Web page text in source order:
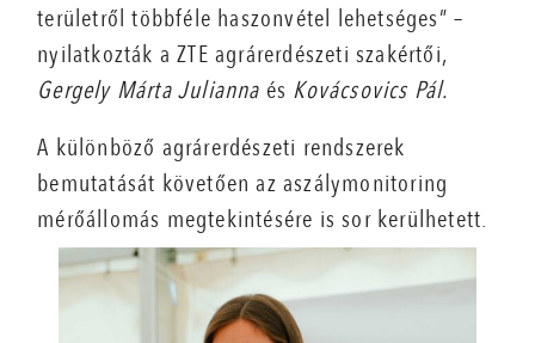
területről többféle haszonvétel lehetséges” –
nyilatkozták a ZTE agrárerdészeti szakértői,
Gergely Márta Julianna és Kovácsovics Pál.
A különböző agrárerdészeti rendszerek
bemutatását követően az aszálymonitoring
mérőállomás megtekintésére is sor kerülhetett.